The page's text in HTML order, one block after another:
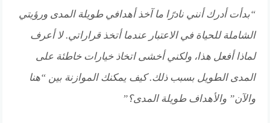
“بدأت أدرك أنني نادرًا ما آخذ أهدافي طويلة المدى ورؤيتي
الشاملة للحياة في الاعتبار عندما أتخذ قراراتي. لا أعرف
لماذا أفعل هذا، ولكني أخشى اتخاذ خيارات خاطئة على
المدى الطويل بسبب ذلك. كيف يمكنك الموازنة بين “هنا
والآن” والأهداف طويلة المدى؟”